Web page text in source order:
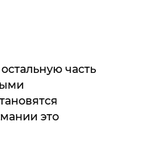
часть
это